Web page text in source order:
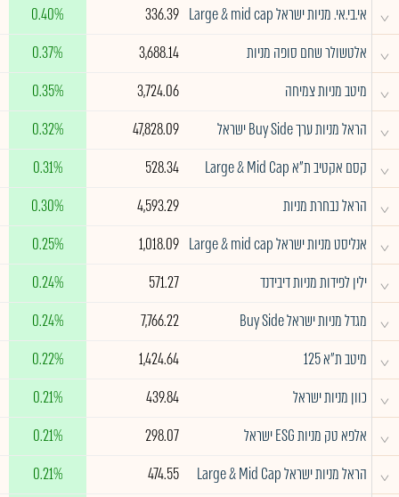
^ אי.בי.אי. מניות ישראל Large & mid cap 336.39
0.40%
^ אלטשולר שחם סופה מניות 3,688.14
0.37%
^ מיטב מניות צמיחה 3,724.06
0.35%
^ הראל מניות ערך Buy Side ישראל 47,828.09
0.32%
^ קסם אקטיב ת"א Large & Mid Cap 528.34
0.31%
^ הראל נבחרת מניות 4,593.29
0.30%
^ אנליסט מניות ישראל Large & mid cap 1,018.09
0.25%
^ ילין לפידות מניות דיבידנד 571.27
0.24%
^ מגדל מניות ישראל Buy Side 7,766.22
0.24%
^ מיטב ת״א 125 1,424.64
0.22%
^ כוון מניות ישראל 439.84
0.21%
^ אלפא טק מניות ESG ישראל 298.07
0.21%
^ הראל מניות ישראל Large & Mid Cap 474.55
0.21%